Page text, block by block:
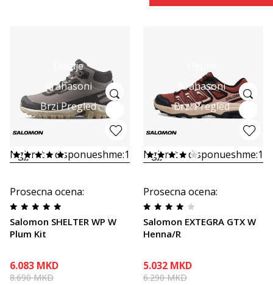
Detaje
Krahasoni
Brzi Pregled
Ngjyrat e disponueshme:1
Prosecna ocena:
Salomon SHELTER WP W
Plum Kit
6.083 MKD
8.690MKD
Krahasoni
Brzi Pregled
Ngjyrat e disponueshme:1
Prosecna ocena:
Salomon EXTEGRA GTX W
Henna/R
5.032 MKD
6.290MKD